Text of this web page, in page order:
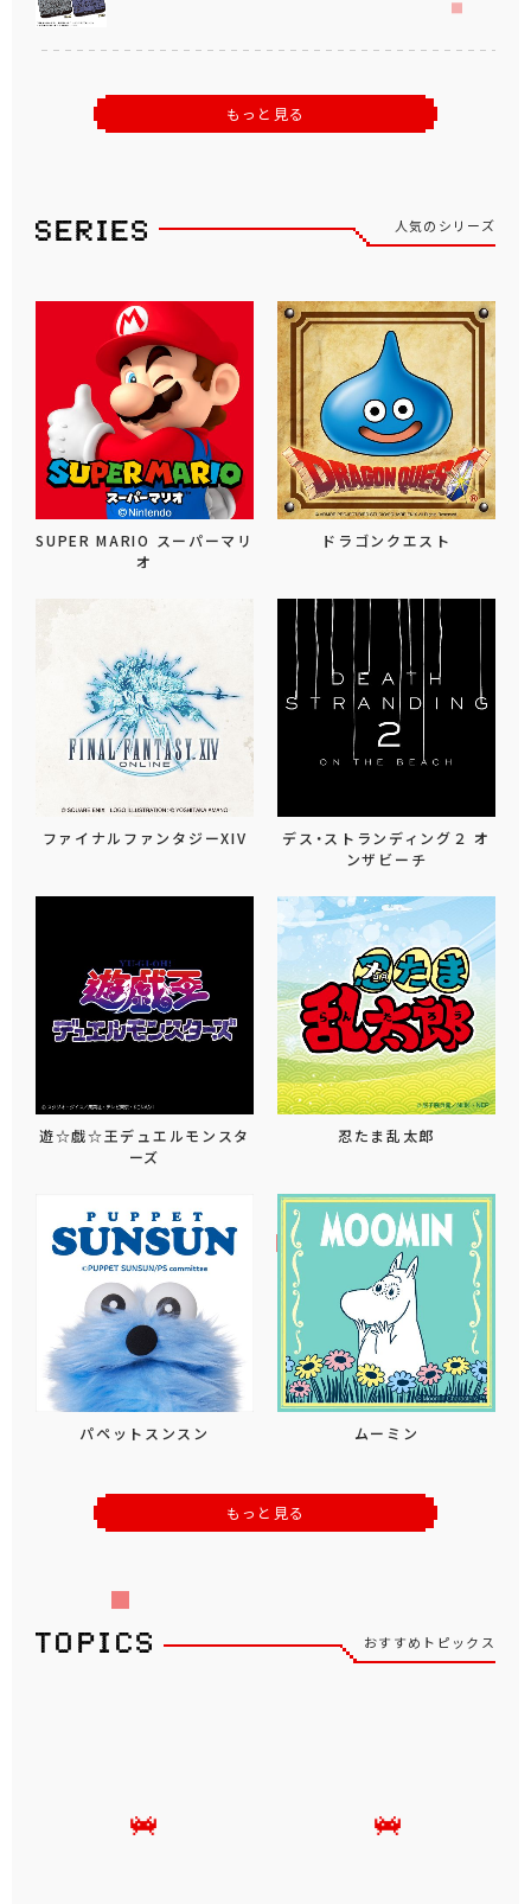
もっと見る
人気のシリーズ
SUPER MARIO スーパーマリ
オ
ドラゴンクエスト
ファイナルファンタジーXIV
デス・ストランディング２ オ
ンザビーチ
遊☆戯☆王デュエルモンスタ
ーズ
忍たま乱太郎
パペットスンスン ムーミン
もっと見る
おすすめトピックス